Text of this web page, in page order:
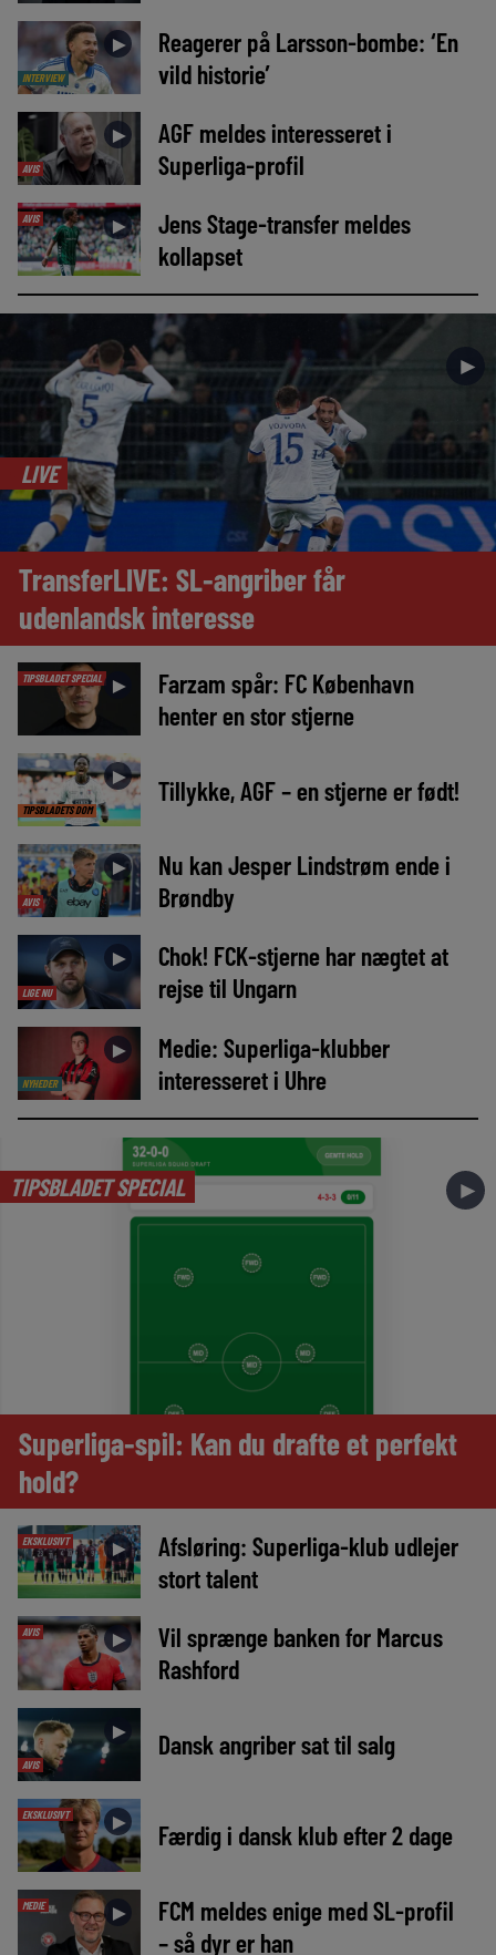
INTERVIEW
►
Reagerer på Larsson-bombe: ‘En
vild historie’
AVIS
►
AGF meldes interesseret i
Superliga-profil
AVIS ►
Jens Stage-transfer meldes
kollapset
►
LIVE
TransferLIVE: SL-angriber får
udenlandsk interesse
TIPSBLADET SPECIAL ►
Farzam spår: FC København
henter en stor stjerne
TIPSBLADETS DOM
► Tillykke, AGF – en stjerne er født!
AVIS
►
Nu kan Jesper Lindstrøm ende i
Brøndby
LIGE NU
►
Chok! FCK-stjerne har nægtet at
rejse til Ungarn
NYHEDER
►
Medie: Superliga-klubber
interesseret i Uhre
TIPSBLADET SPECIAL ►
Superliga-spil: Kan du drafte et perfekt
hold?
EKSKLUSIVT ►
Afsløring: Superliga-klub udlejer
stort talent
AVIS ►
Vil sprænge banken for Marcus
Rashford
AVIS
► Dansk angriber sat til salg
EKSKLUSIVT ► Færdig i dansk klub efter 2 dage
MEDIE ►
FCM meldes enige med SL-profil
– så dyr er han